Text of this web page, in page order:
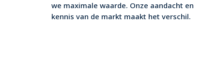
we maximale waarde. Onze aandacht en
kennis van de markt maakt het verschil.